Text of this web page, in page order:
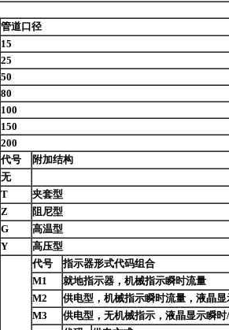
管道口径
15
25
50
80
100
150
200
代号
附加结构
无
T
夹套型
Z
阻尼型
G
高温型
Y
高压型
代号
指示器形式代码组合
M1
就地指示器，机械指示瞬时流量
M2
供电型，机械指示瞬时流量，液晶
M3
供电型，无机械指示，液晶显示瞬